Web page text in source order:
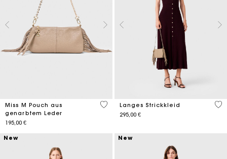
Miss M Pouch aus
genarbtem Leder
195,00 €
4,7 out of 5 Customer Rating
Langes Strickkleid
295,00 €
5
New New